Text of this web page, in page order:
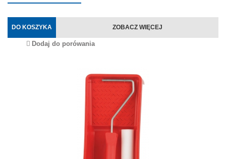
DO KOSZYKA ZOBACZ WIĘCEJ
Dodaj do porówania